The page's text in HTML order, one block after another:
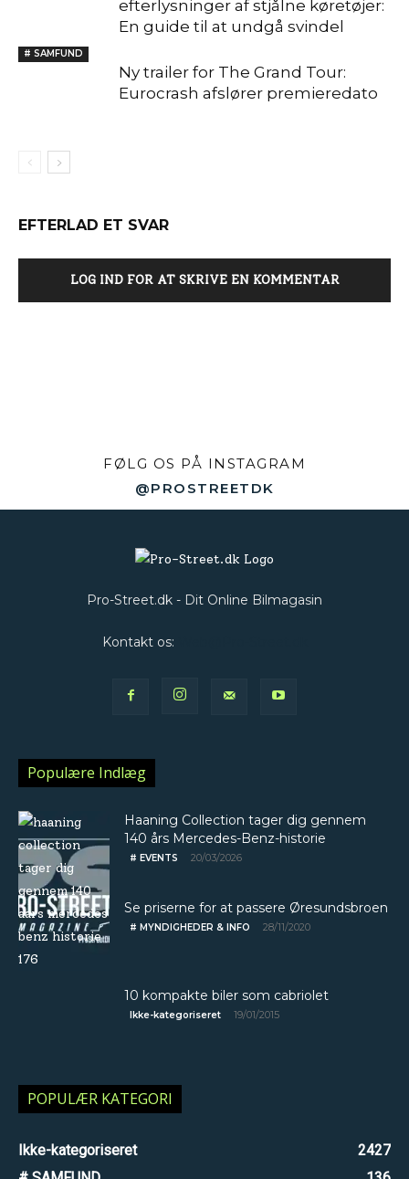
efterlysninger af stjålne køretøjer:
En guide til at undgå svindel
# SAMFUND
Ny trailer for The Grand Tour:
Eurocrash afslører premieredato
EFTERLAD ET SVAR
LOG IND FOR AT SKRIVE EN KOMMENTAR
FØLG OS PÅ INSTAGRAM
@PROSTREETDK
Pro-Street.dk - Dit Online Bilmagasin
Kontakt os:
Populære Indlæg
Haaning Collection tager dig gennem
140 års Mercedes-Benz-historie
# EVENTS 20/03/2026
Se priserne for at passere Øresundsbroen
# MYNDIGHEDER & INFO 28/11/2020
10 kompakte biler som cabriolet
Ikke-kategoriseret 19/01/2015
POPULÆR KATEGORI
Ikke-kategoriseret
2427